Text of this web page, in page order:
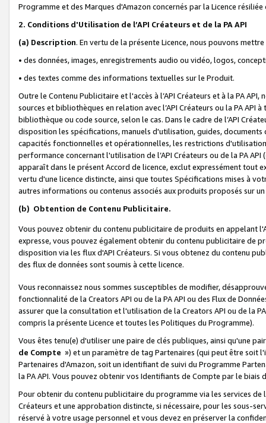
Programme et des Marques d'Amazon concernés par la Licence
2. Conditions d'Utilisation de l’API Créateurs et de la PA API
(a) Description. En vertu de la présente Licence, nous pouvons
• des données, images, enregistrements audio ou vidéo, logos,
• des textes comme des informations textuelles sur le Produit.
Outre le Contenu Publicitaire et l'accès à l’API Créateurs et à la PA
sources et bibliothèques en relation avec l’API Créateurs ou la PA
bibliothèque ou code source, selon le cas. Dans le cadre de l’API
disposition les spécifications, manuels d'utilisation, guides,
capacités fonctionnelles et opérationnelles, les restrictions
performance concernant l'utilisation de l’API Créateurs ou de la PA
apparaît dans le présent Accord de licence, exclut expressément tout
vertu d'une licence distincte, ainsi que toutes Spécifications mises à
autres informations ou contenus associés aux produits proposés sur
(b) Obtention de Contenu Publicitaire.
Vous pouvez obtenir du contenu publicitaire de produits en appelant
expresse, vous pouvez également obtenir du contenu publicitaire de
disposition via les flux d'API Créateurs. Si vous obtenez du contenu
des flux de données sont soumis à cette licence.
Vous reconnaissez nous sommes susceptibles de modifier,
fonctionnalité de la Creators API ou de la PA API ou des Flux de
assurer que la consultation et l'utilisation de la Creators API ou de la
compris la présente Licence et toutes les Politiques du Programme).
Vous êtes tenu(e) d'utiliser une paire de clés publiques, ainsi qu'une
de Compte ») et un paramètre de tag Partenaires (qui peut être soit
Partenaires d'Amazon, soit un identifiant de suivi du Programme
la PA API. Vous pouvez obtenir vos Identifiants de Compte par le biais
Pour obtenir du contenu publicitaire du programme via les services
Créateurs et une approbation distincte, si nécessaire, pour les sous-
réservé à votre usage personnel et vous devez en préserver la